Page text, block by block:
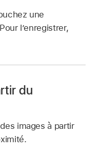
une
l’enregistrer,
du
images à partir